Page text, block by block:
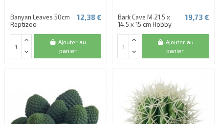
Banyan Leaves 50cm
Reptizoo
12,38 €
Ajouter au
panier
Bark Cave M 21.5 x
14.5 x 15 cm Hobby
19,73 €
Ajouter au
panier